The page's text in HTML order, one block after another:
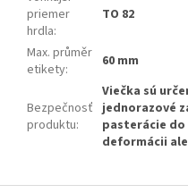
priemer
hrdla:
TO 82
Max. průměr
etikety: 60 mm
Bezpečnosť
produktu:
Viečka sú
jednorazové
pasterácie do
deformácii